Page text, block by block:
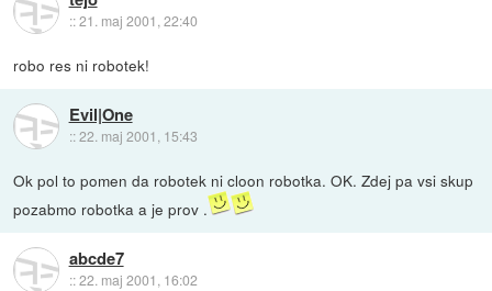
::21. maj 2001, 22:40
robo res ni robotek!
Evil|One
::22. maj 2001, 15:43
Ok pol to pomen da robotek ni cloon robotka. OK. Zdej pa vsi skup
pozabmo robotka a je prov .
abcde7
::22. maj 2001, 16:02